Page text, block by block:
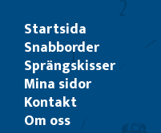
Startsida
Snabborder
Sprängskisser
Mina sidor
Kontakt
Om oss